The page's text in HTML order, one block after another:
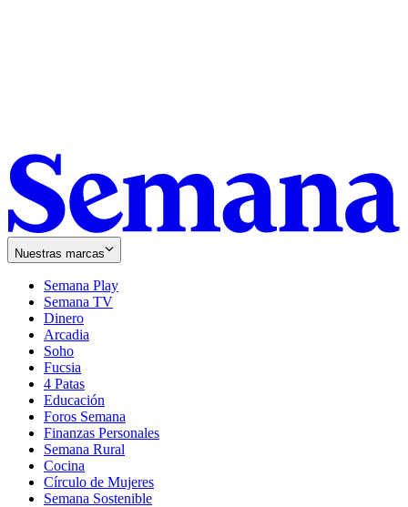
Nuestras marcas
Semana Play
Semana TV
Dinero
Arcadia
Soho
in
new
window
Fucsia
in
new
window
4 Patas
Educación
Foros Semana
Finanzas Personales
Semana Rural
Cocina
Círculo de Mujeres
Semana Sostenible